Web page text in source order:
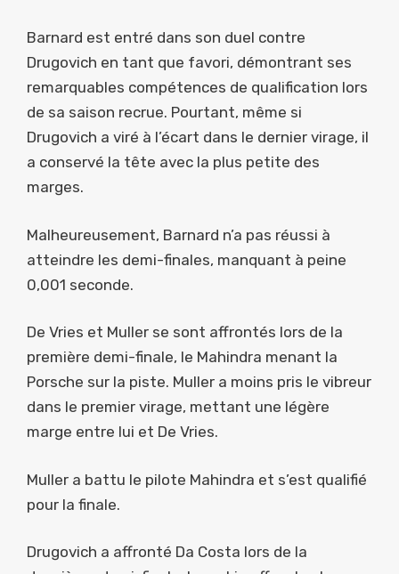
Barnard est entré dans son duel contre
Drugovich en tant que favori, démontrant ses
remarquables compétences de qualification lors
de sa saison recrue. Pourtant, même si
Drugovich a viré à l’écart dans le dernier virage, il
a conservé la tête avec la plus petite des
marges.
Malheureusement, Barnard n’a pas réussi à
atteindre les demi-finales, manquant à peine
0,001 seconde.
De Vries et Muller se sont affrontés lors de la
première demi-finale, le Mahindra menant la
Porsche sur la piste. Muller a moins pris le vibreur
dans le premier virage, mettant une légère
marge entre lui et De Vries.
Muller a battu le pilote Mahindra et s’est qualifié
pour la finale.
Drugovich a affronté Da Costa lors de la